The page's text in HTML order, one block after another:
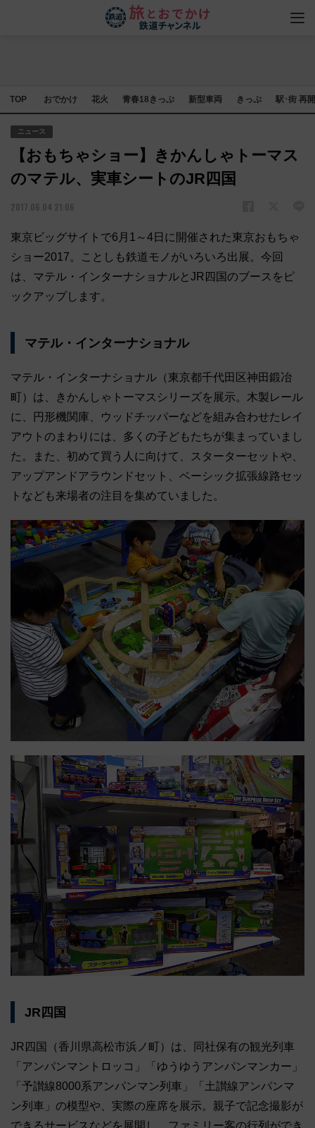
TOP おでかけ 花火 青春18きっぷ 新型車両 きっぷ 駅･街 再
ニュース
【おもちゃショー】きかんしゃトーマス
のマテル、実車シートのJR四国
2017.06.04 21:06
東京ビッグサイトで6月1～4日に開催された東京おもちゃ
ショー2017。ことしも鉄道モノがいろいろ出展。今回
は、マテル・インターナショナルとJR四国のブースをピ
ックアップします。
マテル・インターナショナル
マテル・インターナショナル（東京都千代田区神田鍛冶
町）は、きかんしゃトーマスシリーズを展示。木製レール
に、円形機関庫、ウッドチッパーなどを組み合わせたレイ
アウトのまわりには、多くの子どもたちが集まっていまし
た。また、初めて買う人に向けて、スターターセットや、
アップアンドアラウンドセット、ベーシック拡張線路セッ
トなども来場者の注目を集めていました。
JR四国
JR四国（香川県高松市浜ノ町）は、同社保有の観光列車
「アンパンマントロッコ」「ゆうゆうアンパンマンカー」
「予讃線8000系アンパンマン列車」「土讃線アンパンマ
ン列車」の模型や、実際の座席を展示。親子で記念撮影が
できるサービスなどを展開し、ファミリー客の行列ができ